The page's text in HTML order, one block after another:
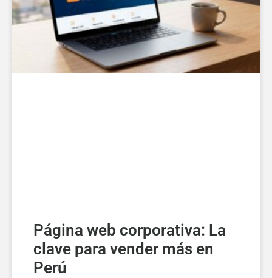
Página web corporativa: La
clave para vender más en
Perú